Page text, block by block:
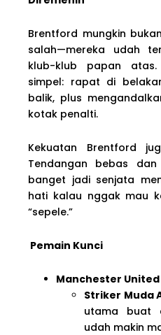
Brentford mungkin
salah—mereka udah
klub-klub papan
simpel: rapat di
balik, plus
kotak penalti.
Kekuatan Brentford
Tendangan bebas
banget jadi senjata
hati kalau nggak mau
“sepele.”
Pemain Kunci
Manchester United
Striker Muda
utama buat
udah makin